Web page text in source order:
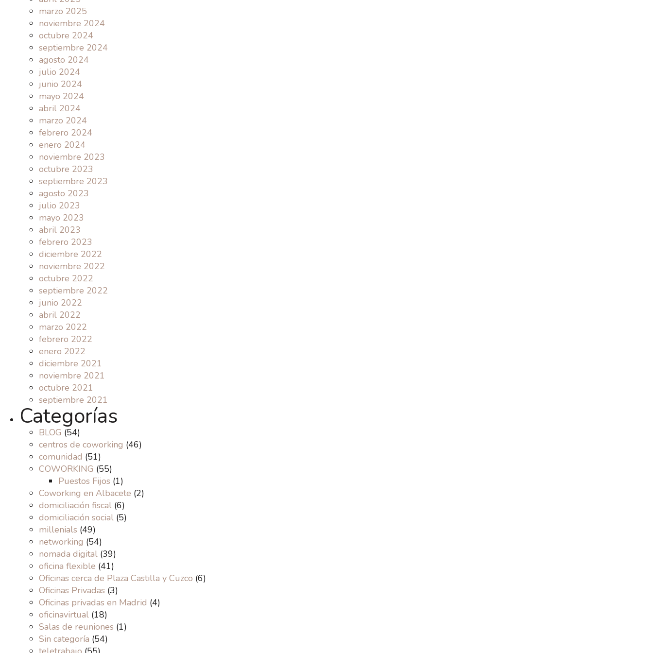
marzo 2025
noviembre 2024
octubre 2024
septiembre 2024
agosto 2024
julio 2024
junio 2024
mayo 2024
abril 2024
marzo 2024
febrero 2024
enero 2024
noviembre 2023
octubre 2023
septiembre 2023
agosto 2023
julio 2023
mayo 2023
abril 2023
febrero 2023
diciembre 2022
noviembre 2022
octubre 2022
septiembre 2022
junio 2022
abril 2022
marzo 2022
febrero 2022
enero 2022
diciembre 2021
noviembre 2021
octubre 2021
septiembre 2021
Categorías
BLOG (54)
centros de coworking (46)
comunidad (51)
COWORKING (55)
Puestos Fijos (1)
Coworking en Albacete (2)
domiciliación fiscal (6)
domiciliación social (5)
millenials (49)
networking (54)
nomada digital (39)
oficina flexible (41)
Oficinas cerca de Plaza Castilla y Cuzco (6)
Oficinas Privadas (3)
Oficinas privadas en Madrid (4)
oficinavirtual (18)
Salas de reuniones (1)
Sin categoría (54)